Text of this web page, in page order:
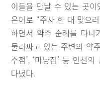
이들을 만날 수 있는 곳이
은어로 “주사 한 대 맞으
하면서 약주 순례를 다니
둘러싸고 있는 주변의 약주
주점’, ‘마냥집’ 등 인천
다녔다.